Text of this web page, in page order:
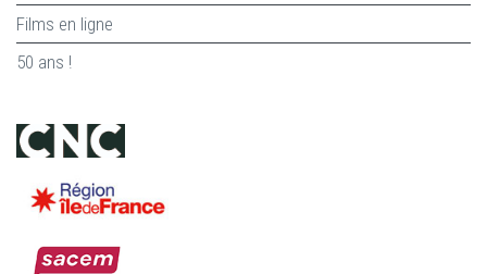
Films en ligne
50 ans !